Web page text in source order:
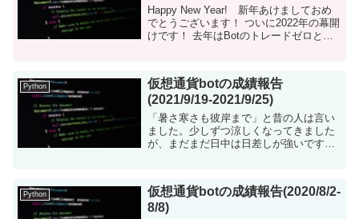
Happy New Year! 新年あけましておめ
でとうございます！ ついに2022年の幕開
けです！ 去年はBotのトレードゼロとい
にがんばります(笑) ...
Python
仮想通貨botの成績報告
(2021/9/19-2021/9/25)
「暑さ寒さも彼岸まで」と昔の人は言い
ました。少しずつ涼しくなってきました
が、まだまだ日中は日差しが強いです
$50000の回復はなくなったと考えていま
す。 ...
Python
仮想通貨botの成績報告(2020/8/2-
8/8)